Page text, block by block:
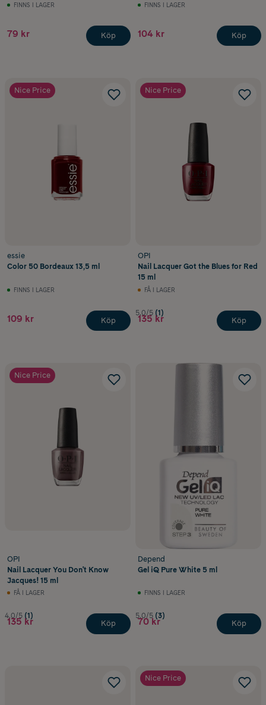
FINNS I LAGER
79 kr Köp
FINNS I LAGER
104 kr Köp
Nice Price
essie
Color 50 Bordeaux 13,5 ml
FINNS I LAGER
109 kr Köp
Nice Price
OPI
Nail Lacquer Got the Blues for Red
15 ml
FÅ I LAGER
5.0/5 (1)
135 kr Köp
Nice Price
OPI
Nail Lacquer You Don't Know
Jacques! 15 ml
FÅ I LAGER
4.0/5 (1)
135 kr Köp
Depend
Gel iQ Pure White 5 ml
FINNS I LAGER
5.0/5 (3)
70 kr Köp
Nice Price